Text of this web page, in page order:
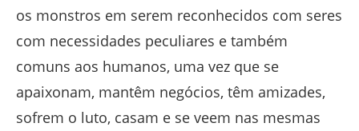
os monstros em serem reconhecidos com seres
com necessidades peculiares e também
comuns aos humanos, uma vez que se
apaixonam, mantêm negócios, têm amizades,
sofrem o luto, casam e se veem nas mesmas